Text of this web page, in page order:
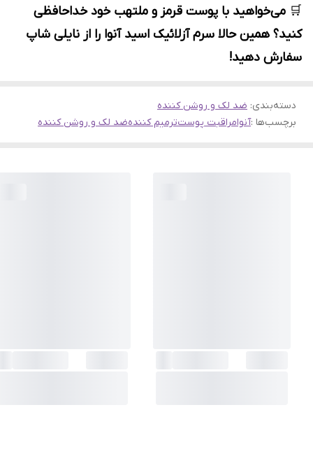
🛒 می‌خواهید با پوست قرمز و ملتهب خود خداحافظی
کنید؟ همین حالا سرم آزلائیک اسید آنوا را از نایلی شاپ
سفارش دهید!
دسته‌بندی: ضد لک و روشن کننده
برچسب‌ها :آنوامراقبت پوستترمیم کنندهضد لک و روشن کننده